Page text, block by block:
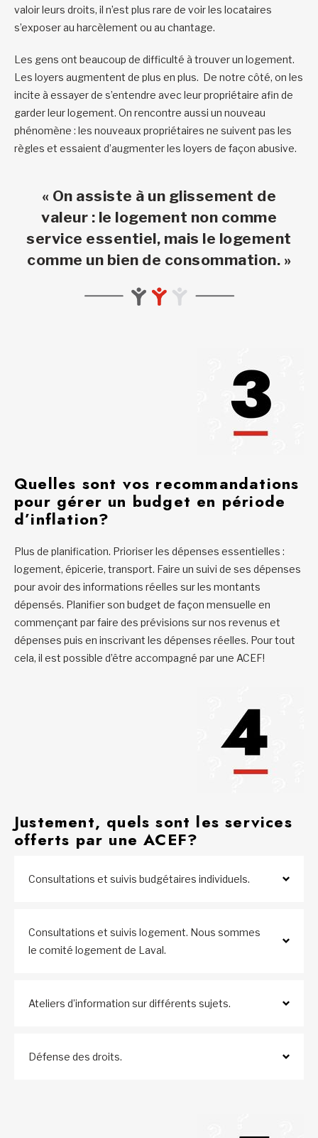
valoir leurs droits, il n’est plus rare de voir les locataires
s’exposer au harcèlement ou au chantage.
Les gens ont beaucoup de difficulté à trouver un logement.
Les loyers augmentent de plus en plus. De notre côté, on les
incite à essayer de s’entendre avec leur propriétaire afin de
garder leur logement. On rencontre aussi un nouveau
phénomène : les nouveaux propriétaires ne suivent pas les
règles et essaient d’augmenter les loyers de façon abusive.
« On assiste à un glissement de
valeur : le logement non comme
service essentiel, mais le logement
comme un bien de consommation. »
Quelles sont vos recommandations
pour gérer un budget en période
d’inflation?
Plus de planification. Prioriser les dépenses essentielles :
logement, épicerie, transport. Faire un suivi de ses dépenses
pour avoir des informations réelles sur les montants
dépensés. Planifier son budget de façon mensuelle en
commençant par faire des prévisions sur nos revenus et
dépenses puis en inscrivant les dépenses réelles. Pour tout
cela, il est possible d’être accompagné par une ACEF!
Justement, quels sont les services
offerts par une ACEF?
Consultations et suivis budgétaires individuels.
Consultations et suivis logement. Nous sommes
le comité logement de Laval.
Ateliers d’information sur différents sujets.
Défense des droits.